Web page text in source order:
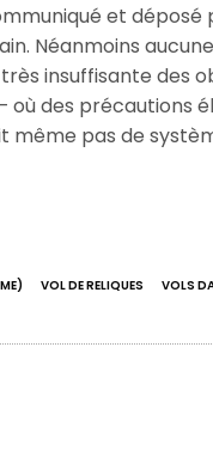
et
Néanmoins
insuffisante des
où des précautions
même pas de
VOL DE RELIQUES VOLS